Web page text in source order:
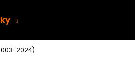
2024)
najít?